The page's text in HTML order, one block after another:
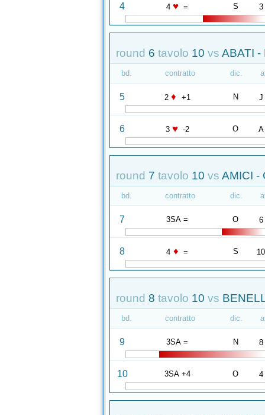
4 4 ♥ = S 3
round 6 tavolo 10 vs ABATI -
bd. contratto dic.
5 2 ♦ +1 N J
6 3 ♥ -2 O A
round 7 tavolo 10 vs AMICI -
bd. contratto dic.
7 3SA = O 6
8 4 ♦ = S 10
round 8 tavolo 10 vs
bd. contratto dic.
9 3SA = N 8
10 3SA +4 O 4